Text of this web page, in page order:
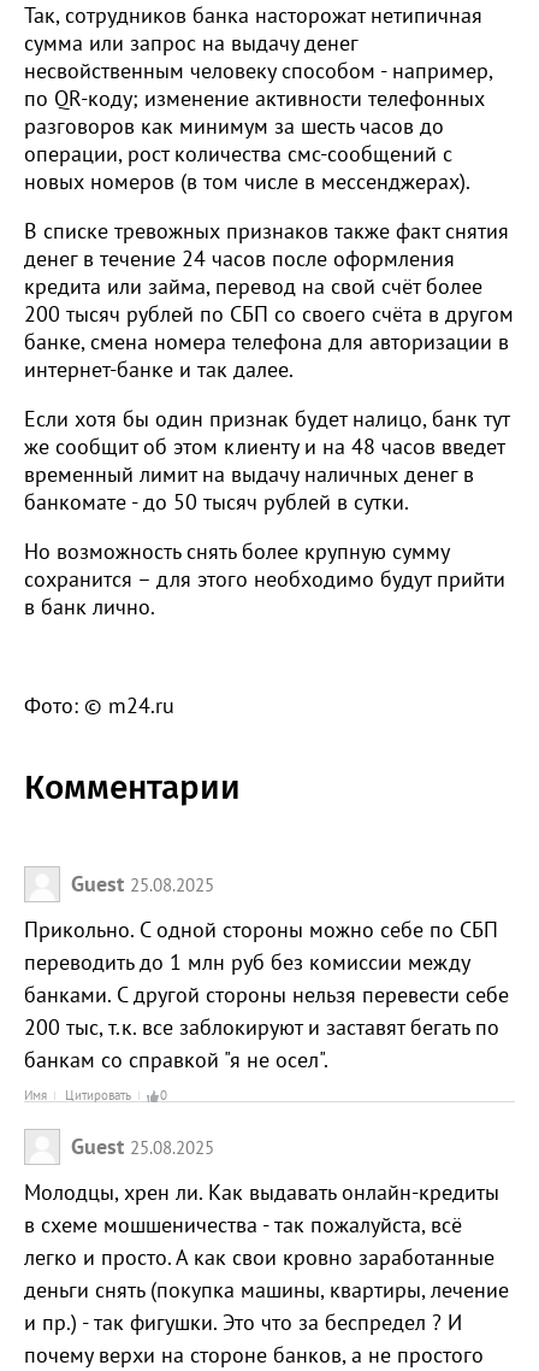
Так, сотрудников банка насторожат нетипичная
сумма или запрос на выдачу денег
несвойственным человеку способом - например,
по QR-коду; изменение активности телефонных
разговоров как минимум за шесть часов до
операции, рост количества смс-сообщений с
новых номеров (в том числе в мессенджерах).
В списке тревожных признаков также факт снятия
денег в течение 24 часов после оформления
кредита или займа, перевод на свой счёт более
200 тысяч рублей по СБП со своего счёта в другом
банке, смена номера телефона для авторизации в
интернет-банке и так далее.
Если хотя бы один признак будет налицо, банк тут
же сообщит об этом клиенту и на 48 часов введет
временный лимит на выдачу наличных денег в
банкомате - до 50 тысяч рублей в сутки.
Но возможность снять более крупную сумму
сохранится – для этого необходимо будут прийти
в банк лично.
Фото: © m24.ru
Комментарии
Guest 25.08.2025
Прикольно. С одной стороны можно себе по СБП
переводить до 1 млн руб без комиссии между
банками. С другой стороны нельзя перевести себе
200 тыс, т.к. все заблокируют и заставят бегать по
банкам со справкой "я не осел".
Имя Цитировать 0
Guest 25.08.2025
Молодцы, хрен ли. Как выдавать онлайн-кредиты
в схеме мошшеничества - так пожалуйста, всё
легко и просто. А как свои кровно заработанные
деньги снять (покупка машины, квартиры, лечение
и пр.) - так фигушки. Это что за беспредел ? И
почему верхи на стороне банков, а не простого